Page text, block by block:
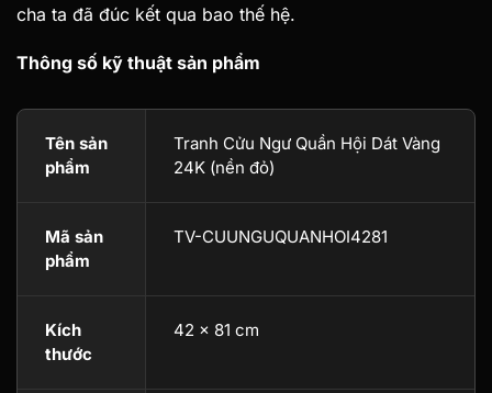
cha ta đã đúc kết qua bao thế hệ.
Thông số kỹ thuật sản phẩm
Tên sản
phẩm
Tranh Cửu Ngư Quần Hội Dát Vàng
24K (nền đỏ)
Mã sản
phẩm
TV-CUUNGUQUANHOI4281
Kích
thước
42 x 81 cm